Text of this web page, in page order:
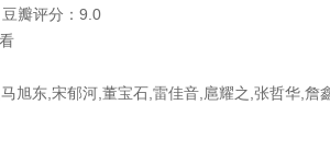
豆瓣评分： 9.0
旭东,宋郁河,董宝石,雷佳音,扈耀之,张哲华,詹